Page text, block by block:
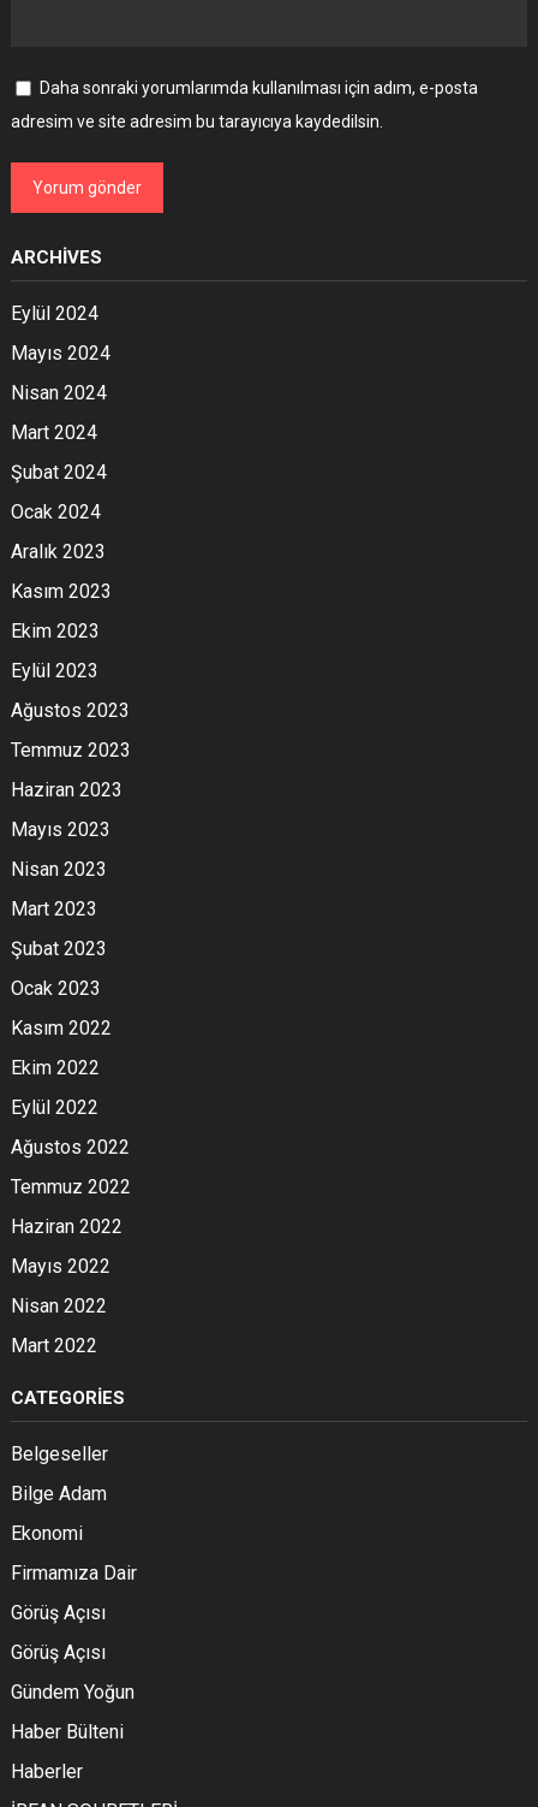
Daha sonraki yorumlarımda kullanılması için adım, e-posta
adresim ve site adresim bu tarayıcıya kaydedilsin.
ARCHIVES
Eylül 2024
Mayıs 2024
Nisan 2024
Mart 2024
Şubat 2024
Ocak 2024
Aralık 2023
Kasım 2023
Ekim 2023
Eylül 2023
Ağustos 2023
Temmuz 2023
Haziran 2023
Mayıs 2023
Nisan 2023
Mart 2023
Şubat 2023
Ocak 2023
Kasım 2022
Ekim 2022
Eylül 2022
Ağustos 2022
Temmuz 2022
Haziran 2022
Mayıs 2022
Nisan 2022
Mart 2022
CATEGORIES
Belgeseller
Bilge Adam
Ekonomi
Firmamıza Dair
Görüş Açısı
Görüş Açısı
Gündem Yoğun
Haber Bülteni
Haberler